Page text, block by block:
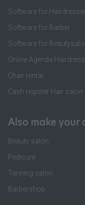
Software for Hairdresser
Software for Barber
Software for
Online Agenda
Chair rental
Cash register Hair salon
Also make
Beauty salon
Pedicure
Tanning salon
Barbershop